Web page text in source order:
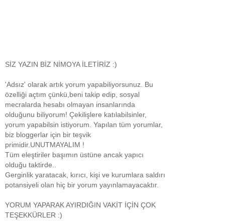
SİZ YAZIN BİZ NİMOYA İLETİRİZ :)
'Adsız' olarak artık yorum yapabiliyorsunuz. Bu
özelliği açtım çünkü,beni takip edip, sosyal
mecralarda hesabı olmayan insanlarında
olduğunu biliyorum! Çekilişlere katılabilsinler,
yorum yapabilsin istiyorum. Yapılan tüm yorumlar,
biz bloggerlar için bir teşvik
primidir.UNUTMAYALIM !
Tüm eleştiriler başımın üstüne ancak yapıcı
olduğu taktirde..
Gerginlik yaratacak, kırıcı, kişi ve kurumlara saldırı
potansiyeli olan hiç bir yorum yayınlamayacaktır.
YORUM YAPARAK AYIRDIĞIN VAKİT İÇİN ÇOK
TEŞEKKÜRLER :)